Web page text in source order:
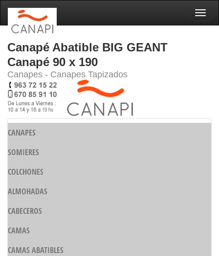
Canapé Abatible BIG GEANT
Canapé 90 x 190
Canapes - Canapes Tapizados
CANAPES
SOMIERES
COLCHONES
ALMOHADAS
CABECEROS
CAMAS
CAMAS ABATIBLES